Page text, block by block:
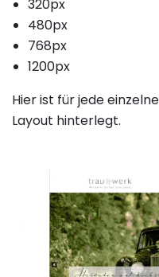
320px
480px
768px
1200px
Hier ist für jede
Layout hinterlegt.